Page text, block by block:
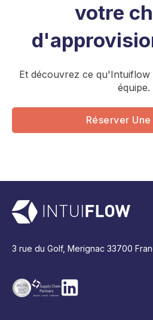
votre
Et découvrez ce
équipe.
Réserver
3 rue du Golf, Merignac 33700